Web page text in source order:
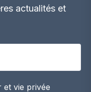
actualités et
et vie privée